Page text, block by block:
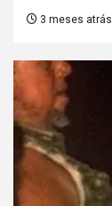
3 meses atrás